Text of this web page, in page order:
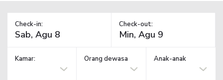
Check-in: Check-out:
Kamar: Orang dewasa Anak-anak